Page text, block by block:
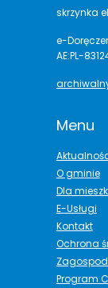
skrzynka
e-
AE:PL-
Menu
O gminie
Dla
E-Usługi
Kontakt
Ochrona
Program